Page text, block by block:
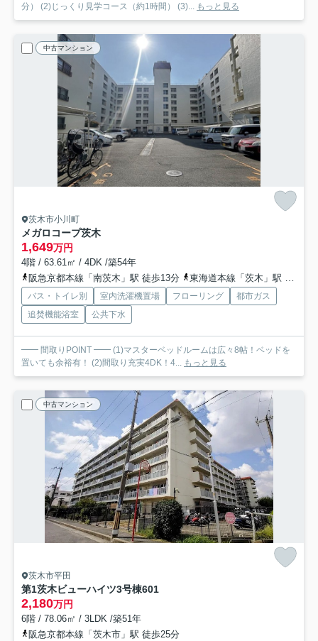
分） (2)じっくり見学コース（約1時間） (3)... もっと見る
中古マンション
茨木市小川町
メガロコープ茨木
1,649万円
4階 / 63.61㎡ / 4DK /築54年
阪急京都本線「南茨木」駅 徒歩13分
東海道本線「茨木」駅 徒歩15分
バス・トイレ別 室内洗濯機置場 フローリング
都市ガス
追焚機能浴室
公共下水
━━ 間取りPOINT ━━ (1)マスターベッドルームは広々8帖！ベッドを
置いても余裕有！ (2)間取り充実4DK！4... もっと見る
中古マンション
茨木市平田
第1茨木ビューハイツ3号棟601
2,180万円
6階 / 78.06㎡ / 3LDK /築51年
阪急京都本線「茨木市」駅 徒歩25分